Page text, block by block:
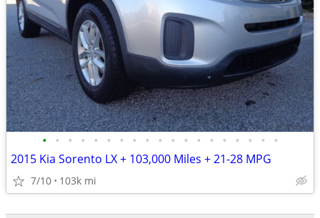
• • • • • • • • • • • • • • • • • • •
2015 Kia Sorento LX + 103,000 Miles + 21-28 MPG
7/10 103k mi